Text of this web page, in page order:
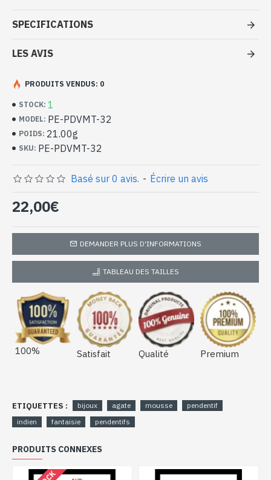
Bijoux indiens fantaisie artisanaux
– Pendentif en Agate Mousse et
métal
- Pendentif fantaisie en pierres et métal (plaqué argent)
- Fait à la main à Jaipur ( INDE )
- Taille du pendentif (attache comprise) : 60mm x 31mm approx
- Taille de la pierre : 50mm x 31mm approx
- Vendu avec un cordon
-Livré avec un petit sac artisanal
Pendentif indien fantaisie en Agate
Mousse naturelle et métal (PE-
PDVMT-32)
SPECIFICATIONS
LES AVIS
STOCK: 1
MODEL: PE-PDVMT-32
POIDS: 21.00g
SKU: PE-PDVMT-32
PRODUITS VENDUS: 0
Basé sur 0 avis. - Écrire un avis
22,00€
DEMANDER PLUS D'INFORMATIONS
TABLEAU DES TAILLES
100% Satisfait Qualité Premium
ETIQUETTES : bijoux agate mousse
pendentif
indien
fantaisie pendentifs
PRODUITS CONNEXES